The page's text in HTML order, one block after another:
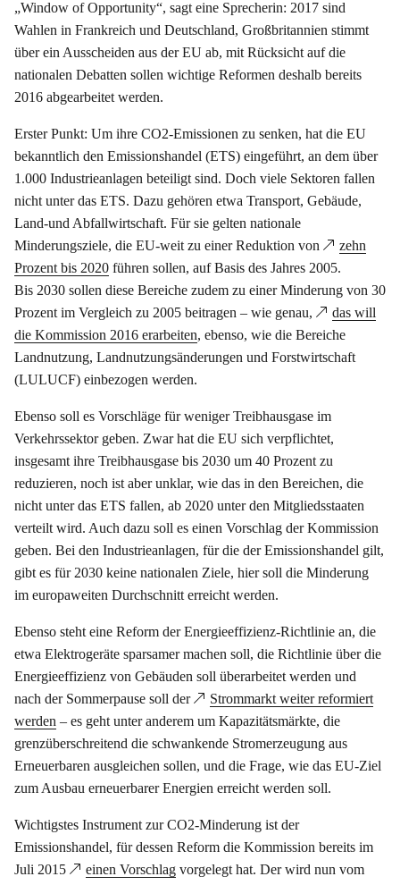
„Window of Opportunity“, sagt eine Sprecherin: 2017 sind
Wahlen in Frankreich und Deutschland, Großbritannien stimmt
über ein Ausscheiden aus der EU ab, mit Rücksicht auf die
nationalen Debatten sollen wichtige Reformen deshalb bereits
2016 abgearbeitet werden.
Erster Punkt: Um ihre CO2-Emissionen zu senken, hat die EU
bekanntlich den Emissionshandel (ETS) eingeführt, an dem über
1.000 Industrieanlagen beteiligt sind. Doch viele Sektoren fallen
nicht unter das ETS. Dazu gehören etwa Transport, Gebäude,
Land-und Abfallwirtschaft. Für sie gelten nationale
Minderungsziele, die EU-weit zu einer Reduktion von
zehn
Prozent bis 2020 führen sollen, auf Basis des Jahres 2005.
Bis 2030 sollen diese Bereiche zudem zu einer Minderung von 30
Prozent im Vergleich zu 2005 beitragen – wie genau,
das will
die Kommission 2016 erarbeiten, ebenso, wie die Bereiche
Landnutzung, Landnutzungsänderungen und Forstwirtschaft
(LULUCF) einbezogen werden.
Ebenso soll es Vorschläge für weniger Treibhausgase im
Verkehrssektor geben. Zwar hat die EU sich verpflichtet,
insgesamt ihre Treibhausgase bis 2030 um 40 Prozent zu
reduzieren, noch ist aber unklar, wie das in den Bereichen, die
nicht unter das ETS fallen, ab 2020 unter den Mitgliedsstaaten
verteilt wird. Auch dazu soll es einen Vorschlag der Kommission
geben. Bei den Industrieanlagen, für die der Emissionshandel gilt,
gibt es für 2030 keine nationalen Ziele, hier soll die Minderung
im europaweiten Durchschnitt erreicht werden.
Ebenso steht eine Reform der Energieeffizienz-Richtlinie an, die
etwa Elektrogeräte sparsamer machen soll, die Richtlinie über die
Energieeffizienz von Gebäuden soll überarbeitet werden und
nach der Sommerpause soll der
Strommarkt weiter reformiert
werden – es geht unter anderem um Kapazitätsmärkte, die
grenzüberschreitend die schwankende Stromerzeugung aus
Erneuerbaren ausgleichen sollen, und die Frage, wie das EU-Ziel
zum Ausbau erneuerbarer Energien erreicht werden soll.
Wichtigstes Instrument zur CO2-Minderung ist der
Emissionshandel, für dessen Reform die Kommission bereits im
Juli 2015
einen Vorschlag vorgelegt hat. Der wird nun vom